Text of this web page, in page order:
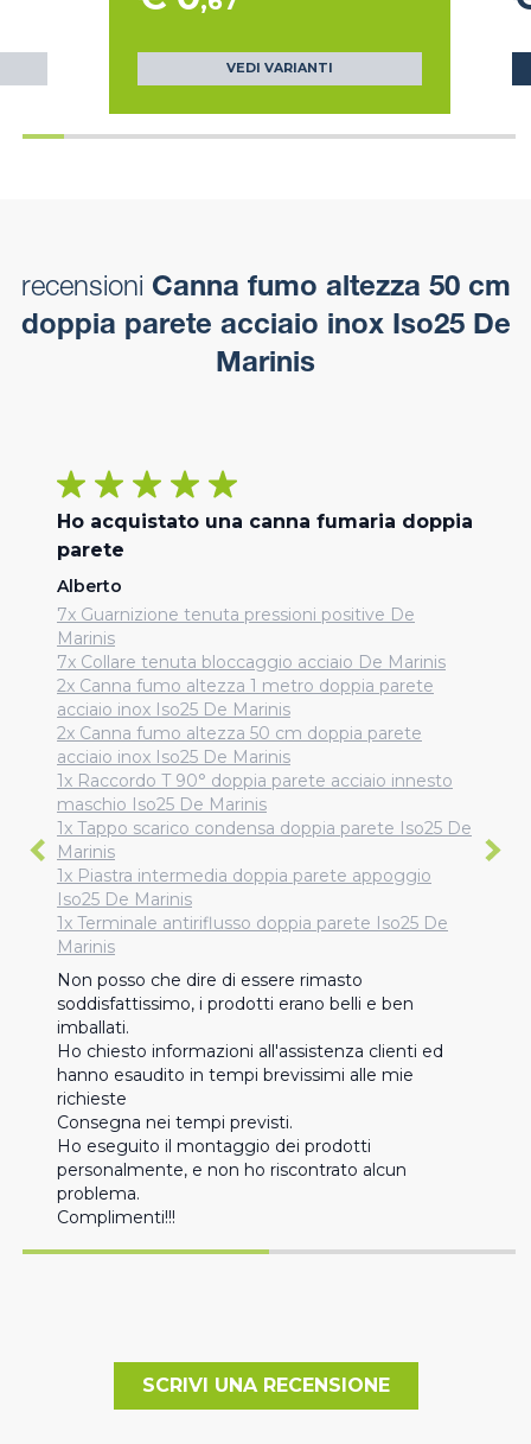
VEDI VARIANTI
recensioni Canna fumo altezza 50 cm
doppia parete acciaio inox Iso25 De
Marinis
Ho acquistato una canna fumaria doppia
parete
Alberto
7x Guarnizione tenuta pressioni positive De
Marinis
7x Collare tenuta bloccaggio acciaio De Marinis
2x Canna fumo altezza 1 metro doppia parete
acciaio inox Iso25 De Marinis
2x Canna fumo altezza 50 cm doppia parete
acciaio inox Iso25 De Marinis
1x Raccordo T 90° doppia parete acciaio innesto
maschio Iso25 De Marinis
1x Tappo scarico condensa doppia parete Iso25 De
Marinis
1x Piastra intermedia doppia parete appoggio
Iso25 De Marinis
1x Terminale antiriflusso doppia parete Iso25 De
Marinis
Non posso che dire di essere rimasto
soddisfattissimo, i prodotti erano belli e ben
imballati.
Ho chiesto informazioni all'assistenza clienti ed
hanno esaudito in tempi brevissimi alle mie
richieste
Consegna nei tempi previsti.
Ho eseguito il montaggio dei prodotti
personalmente, e non ho riscontrato alcun
problema.
Complimenti!!!
SCRIVI UNA RECENSIONE